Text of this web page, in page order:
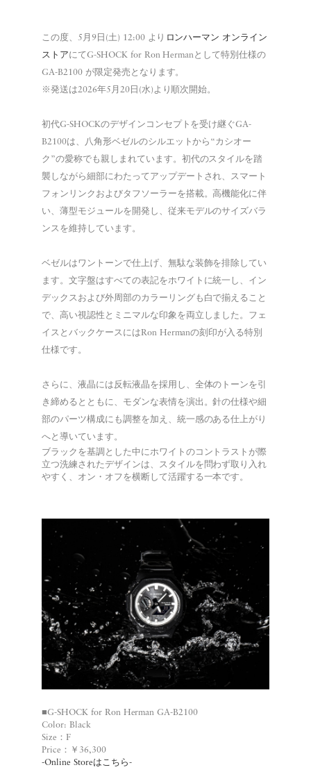
この度、5月9日(土) 12:00 より ロンハーマン オンライン
ストアにてG-SHOCK for Ron Hermanとして特別仕様の
GA-B2100 が限定発売となります。
※発送は2026年5月20日(水)より順次開始。
初代G-SHOCKのデザインコンセプトを受け継ぐGA-
B2100は、八角形ベゼルのシルエットから“カシオー
ク”の愛称でも親しまれています。初代のスタイルを踏
襲しながら細部にわたってアップデートされ、スマート
フォンリンクおよびタフソーラーを搭載。高機能化に伴
い、薄型モジュールを開発し、従来モデルのサイズバラ
ンスを維持しています。
ベゼルはワントーンで仕上げ、無駄な装飾を排除してい
ます。文字盤はすべての表記をホワイトに統一し、イン
デックスおよび外周部のカラーリングも白で揃えること
で、高い視認性とミニマルな印象を両立しました。フェ
イスとバックケースにはRon Hermanの刻印が入る特別
仕様です。
さらに、液晶には反転液晶を採用し、全体のトーンを引
き締めるとともに、モダンな表情を演出。針の仕様や細
部のパーツ構成にも調整を加え、統一感のある仕上がり
へと導いています。
ブラックを基調とした中にホワイトのコントラストが際
立つ洗練されたデザインは、スタイルを問わず取り入れ
やすく、オン・オフを横断して活躍する一本です。
■G-SHOCK for Ron Herman GA-B2100
Color: Black
Size：F
Price：￥36,300
-Online Storeはこちら-